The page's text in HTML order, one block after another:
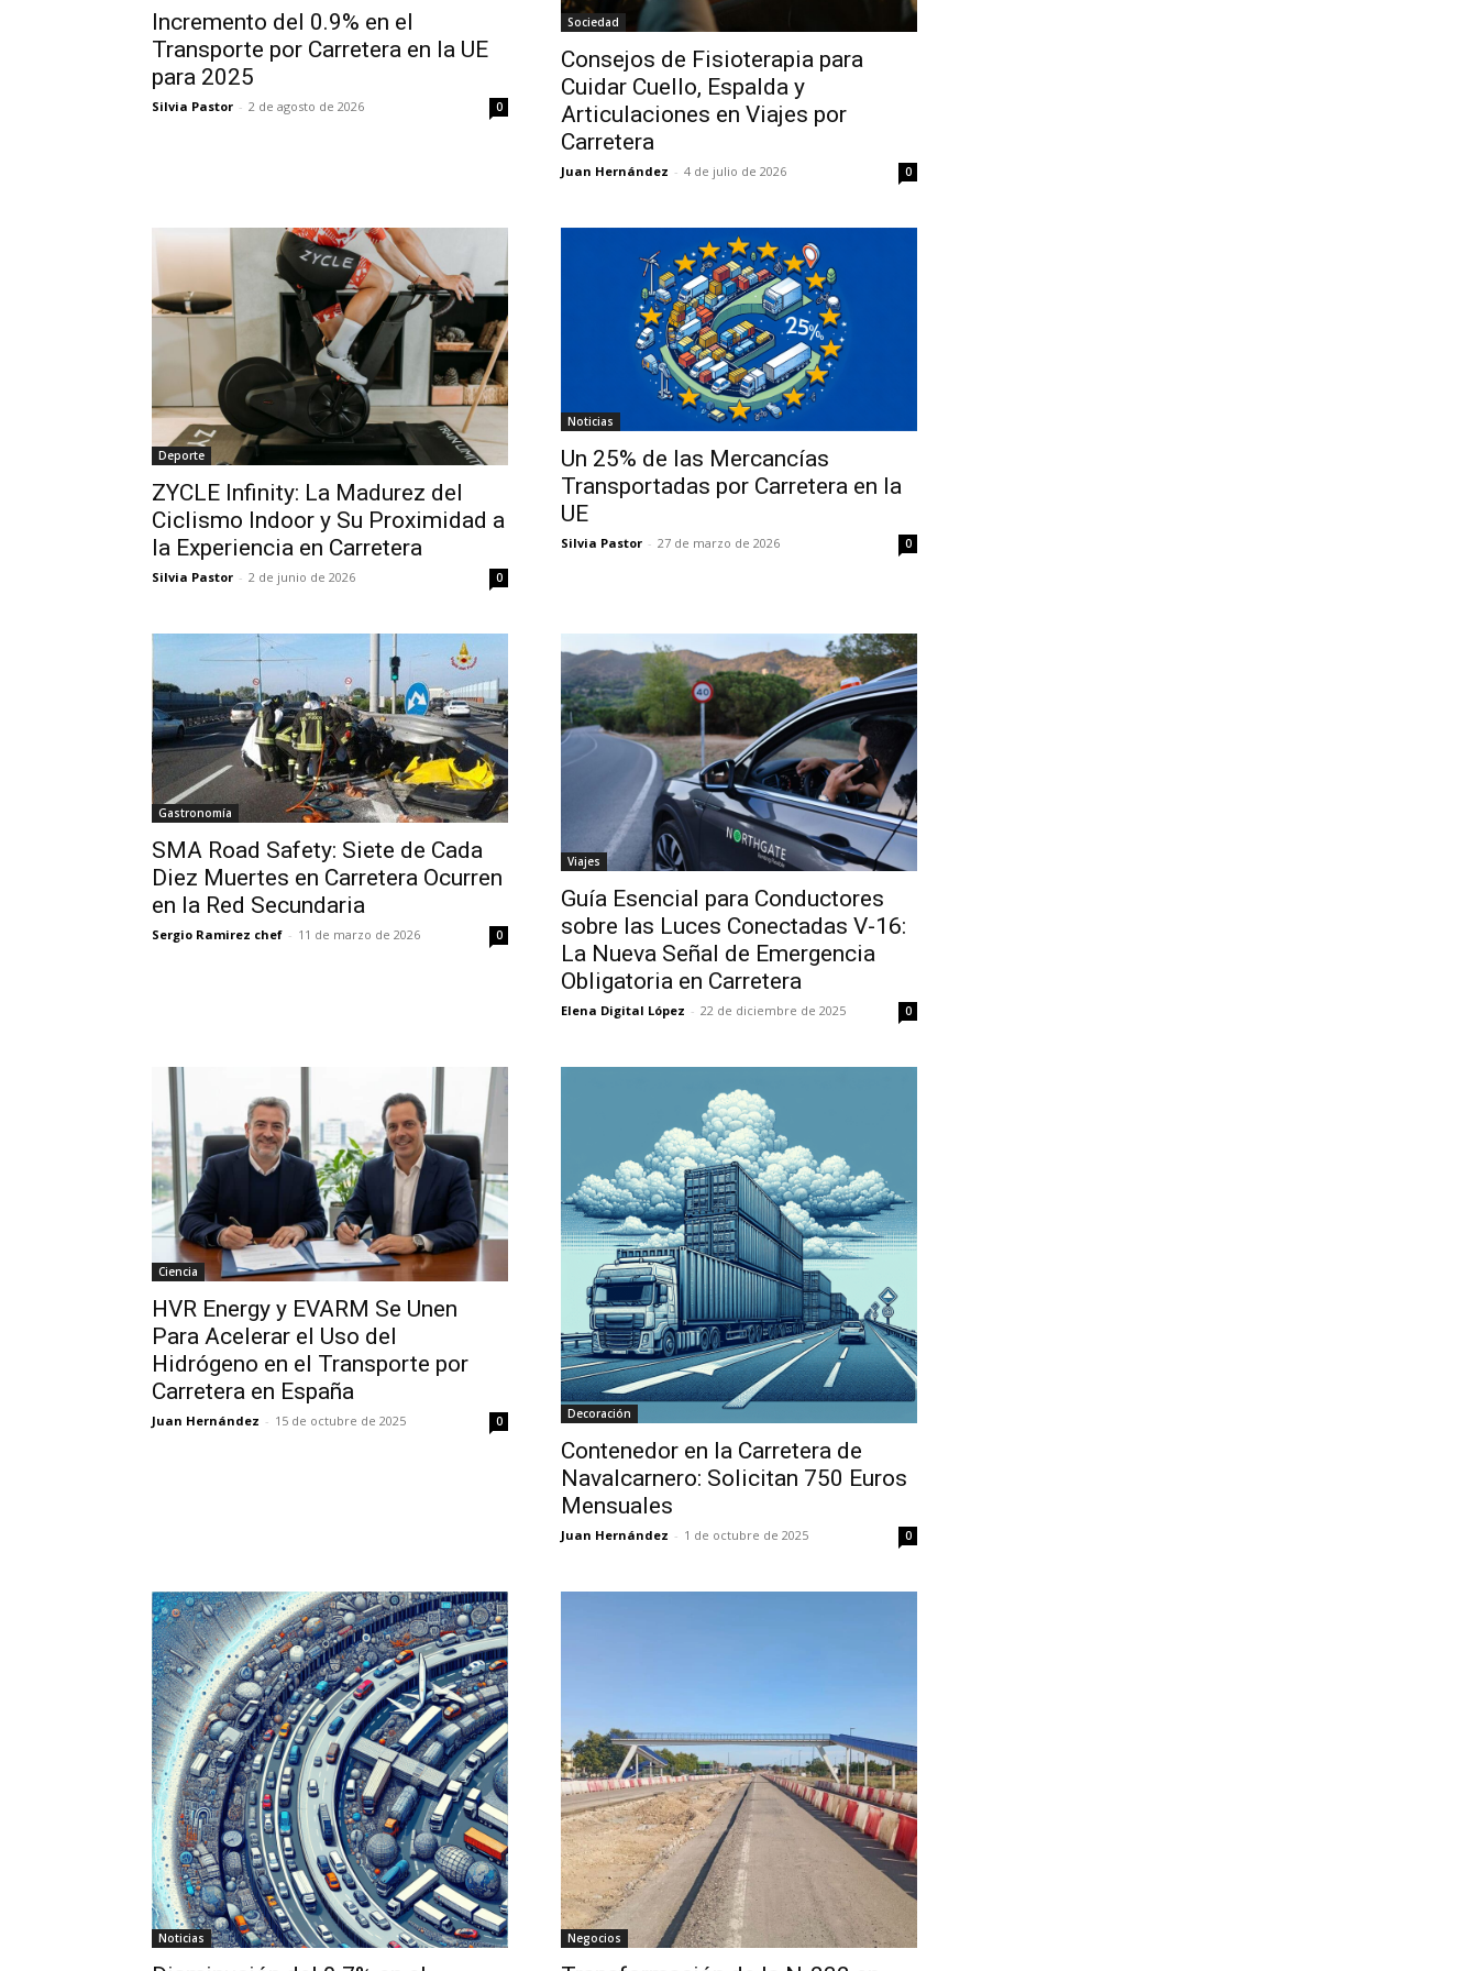
Incremento del 0.9% en el
Transporte por Carretera en la UE
para 2025
Silvia Pastor - 2 de agosto de 2026 0
Sociedad
Consejos de Fisioterapia para
Cuidar Cuello, Espalda y
Articulaciones en Viajes por
Carretera
Juan Hernández - 4 de julio de 2026 0
Deporte
ZYCLE Infinity: La Madurez del
Ciclismo Indoor y Su Proximidad a
la Experiencia en Carretera
Silvia Pastor - 2 de junio de 2026 0
Noticias
Un 25% de las Mercancías
Transportadas por Carretera en la
UE
Silvia Pastor - 27 de marzo de 2026 0
Gastronomía
SMA Road Safety: Siete de Cada
Diez Muertes en Carretera Ocurren
en la Red Secundaria
Sergio Ramirez chef - 11 de marzo de 2026 0
Viajes
Guía Esencial para Conductores
sobre las Luces Conectadas V-16:
La Nueva Señal de Emergencia
Obligatoria en Carretera
Elena Digital López - 22 de diciembre de 2025 0
Ciencia
HVR Energy y EVARM Se Unen
Para Acelerar el Uso del
Hidrógeno en el Transporte por
Carretera en España
Juan Hernández - 15 de octubre de 2025 0 Decoración
Contenedor en la Carretera de
Navalcarnero: Solicitan 750 Euros
Mensuales
Juan Hernández - 1 de octubre de 2025 0
Noticias Negocios